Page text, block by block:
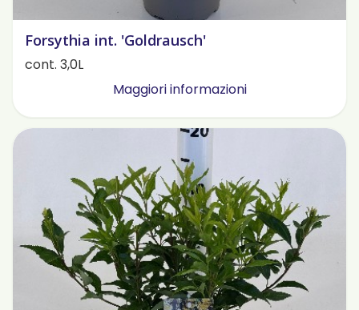
Forsythia int. 'Goldrausch'
cont. 3,0L
Maggiori informazioni